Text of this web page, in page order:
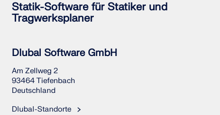
Statik-Software für Statiker und
Tragwerksplaner
Dlubal Software GmbH
Am Zellweg 2
93464 Tiefenbach
Deutschland
Dlubal-Standorte